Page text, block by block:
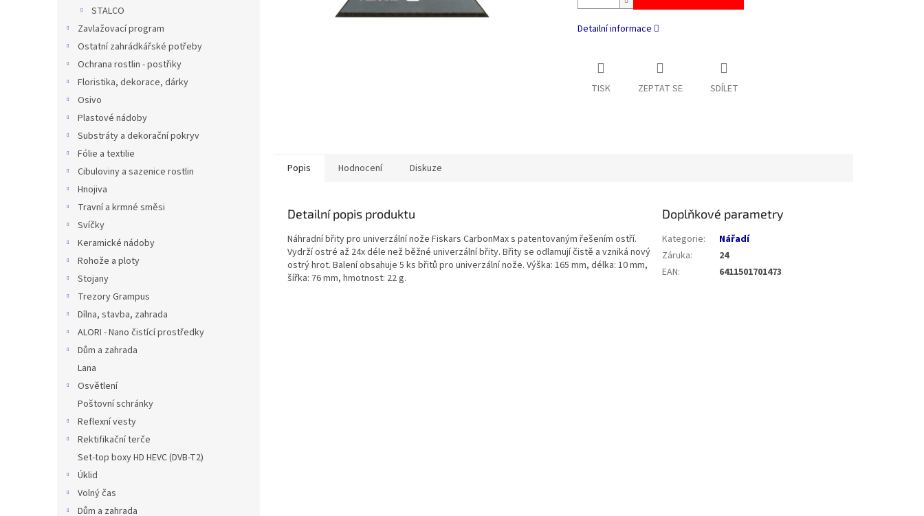
STALCO
Zavlažovací program
Ostatní zahrádkářské potřeby
Ochrana rostlin - postřiky
Floristika, dekorace, dárky
Osivo
Plastové nádoby
Substráty a dekorační pokryv
Fólie a textilie
Cibuloviny a sazenice rostlin
Hnojiva
Travní a krmné směsi
Svíčky
Keramické nádoby
Rohože a ploty
Stojany
Trezory Grampus
Dílna, stavba, zahrada
ALORI - Nano čistící prostředky
Dům a zahrada
Lana
Osvětlení
Poštovní schránky
Reflexní vesty
Rektifikační terče
Set-top boxy HD HEVC (DVB-T2)
Úklid
Volný čas
Dům a zahrada
Detailní informace
TISK ZEPTAT SE SDÍLET
Popis Hodnocení Diskuze
Detailní popis produktu
Náhradní břity pro univerzální nože Fiskars CarbonMax s patentovaným řešením ostří.
Vydrží ostré až 24x déle než běžné univerzální břity. Břity se odlamují čistě a vzniká nový
ostrý hrot. Balení obsahuje 5 ks břitů pro univerzální nože. Výška: 165 mm, délka: 10 mm,
šířka: 76 mm, hmotnost: 22 g.
Doplňkové parametry
Kategorie:
Nářadí
Záruka:
24
EAN: 6411501701473